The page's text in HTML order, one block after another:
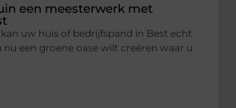
een meesterwerk met
uw huis of bedrijfspand in Best echt
nu een groene oase wilt creëren waar u